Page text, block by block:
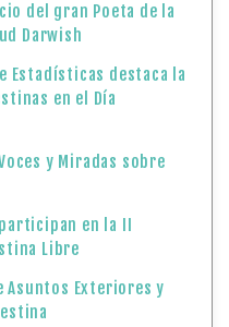
del gran Poeta de la
Darwish
Estadísticas destaca la
en el Día
y Miradas sobre
en la II
Libre
Asuntos Exteriores y